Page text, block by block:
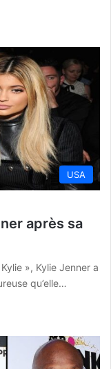
USA
après sa
», Kylie Jenner a
qu’elle…